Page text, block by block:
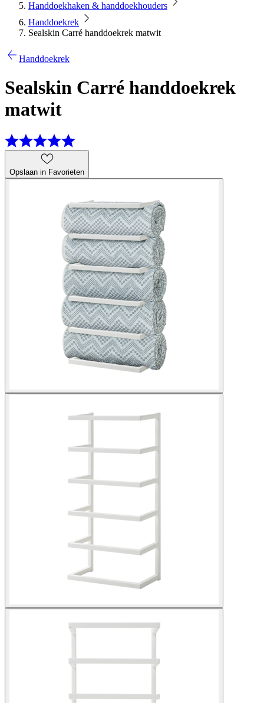
Handdoekhaken & handdoekhouders
Handdoekrek
Sealskin Carré handdoekrek matwit
Handdoekrek
Sealskin Carré handdoekrek
matwit
Opslaan in Favorieten